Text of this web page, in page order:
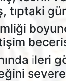
tıptaki
ileri